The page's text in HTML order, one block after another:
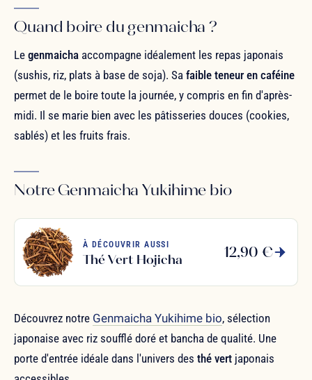
Quand boire du genmaicha ?
Le genmaicha accompagne idéalement les repas japonais
(sushis, riz, plats à base de soja). Sa faible teneur en caféine
permet de le boire toute la journée, y compris en fin d'après-
midi. Il se marie bien avec les pâtisseries douces (cookies,
sablés) et les fruits frais.
Notre Genmaicha Yukihime bio
À DÉCOUVRIR AUSSI
Thé Vert Hojicha 12,90 €
Découvrez notre Genmaicha Yukihime bio, sélection
japonaise avec riz soufflé doré et bancha de qualité. Une
porte d'entrée idéale dans l'univers des thé vert japonais